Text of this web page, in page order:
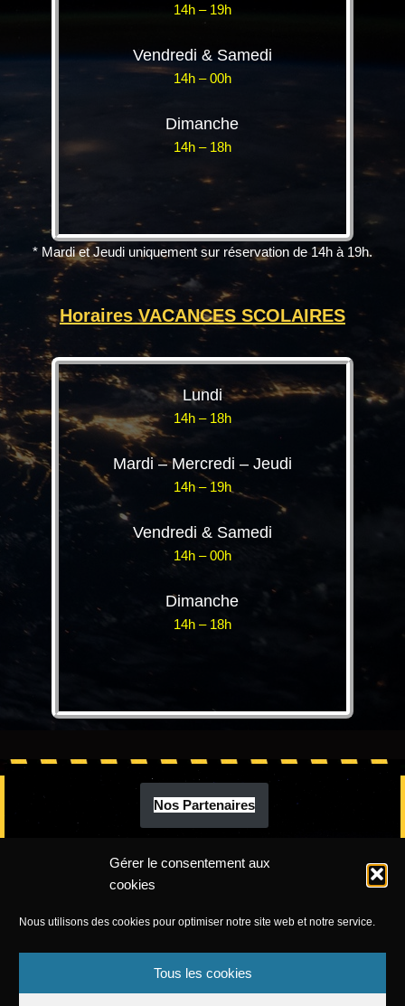
Gérer le consentement aux
cookies
Nous utilisons des cookies pour optimiser notre site web et notre service.
Tous les cookies
14h – 19h
Vendredi & Samedi
14h – 00h
Dimanche
14h – 18h
* Mardi et Jeudi uniquement sur réservation de 14h à 19h.
Horaires VACANCES SCOLAIRES
Lundi
14h – 18h
Mardi – Mercredi – Jeudi
14h – 19h
Vendredi & Samedi
14h – 00h
Dimanche
14h – 18h
Nos Partenaires